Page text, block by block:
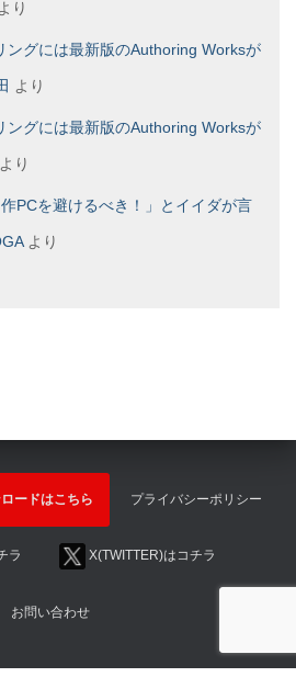
より
ングには最新版のAuthoring Worksが
より
ングには最新版のAuthoring Worksが
より
作PCを避けるべき！」とイイダが言
より
ードはこちら プライバシーポリシー
ラ X(TWITTER)はコチラ
お問い合わせ